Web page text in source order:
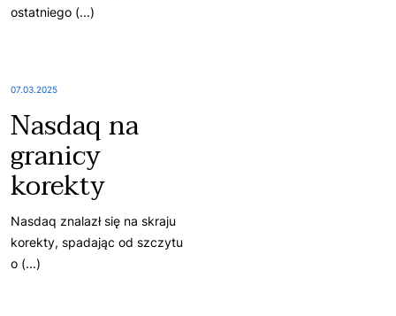
ostatniego (...)
07.03.2025
Nasdaq na
granicy
korekty
Nasdaq znalazł się na skraju
korekty, spadając od szczytu
o (...)